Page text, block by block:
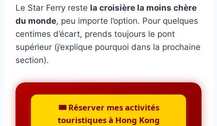
Le Star Ferry reste la croisière la moins chère
du monde, peu importe l’option. Pour quelques
centimes d’écart, prends toujours le pont
supérieur (j’explique pourquoi dans la prochaine
section).
🎟️ Réserver mes activités
touristiques à Hong Kong